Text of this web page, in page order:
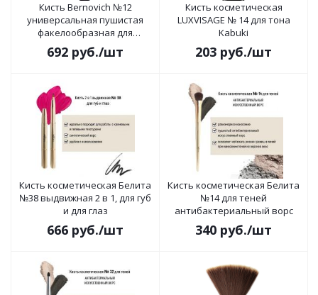
Кисть Bernovich №12
универсальная пушистая
факелообразная для
макияжа глаз
692 руб./шт
Кисть косметическая
LUXVISAGE № 14 для тона
Kabuki
203 руб./шт
Кисть косметическая Белита
№38 выдвижная 2 в 1, для губ
и для глаз
666 руб./шт
Кисть косметическая Белита
№14 для теней
антибактериальный ворс
340 руб./шт